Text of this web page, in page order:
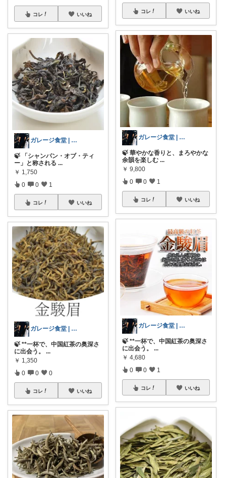
コレ いいね
ガレージ食堂 | 開業準備中
🍃 「シャンパン・オブ・ティ
ー」と称される ...
￥ 1,750
0 0 1
コレ いいね
ガレージ食堂 | 開業準備中
🍃 **一杯で、中国紅茶の奥深さ
に出会う。
...
￥ 1,350
0 0 0
コレ いいね
コレ いいね
ガレージ食堂 | 開業準備中
🍃 華やかな香りと、まろやかな
余韻を楽しむ ...
￥ 9,800
0 0 1
コレ いいね
ガレージ食堂 | 開業準備中
🍃 **一杯で、中国紅茶の奥深さ
に出会う。
...
￥ 4,680
0 0 1
コレ いいね